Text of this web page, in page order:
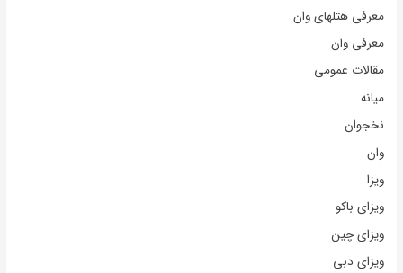
معرفی هتلهای وان
معرفی وان
مقالات عمومی
میانه
نخجوان
وان
ویزا
ویزای باکو
ویزای چین
ویزای دبی